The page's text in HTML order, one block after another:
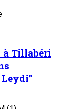
à Tillabéri